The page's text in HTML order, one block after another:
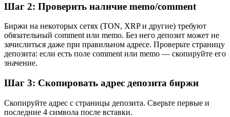
Шаг 2: Проверить наличие memo/comment
Биржи на некоторых сетях (TON, XRP и другие) требуют
обязательный comment или memo. Без него депозит может не
зачислиться даже при правильном адресе. Проверьте страницу
депозита: если есть поле comment или memo — скопируйте его
значение.
Шаг 3: Скопировать адрес депозита биржи
Скопируйте адрес с страницы депозита. Сверьте первые и
последние 4 символа после вставки.